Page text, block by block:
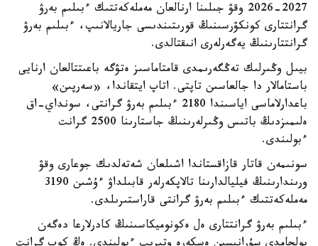
2026-2027 وقۋ جىلىنا ارنالعان مەملەكەتتىك ءبىلىم بەرۋ
گرانتتارى كونكۋرسىنىڭ قورىتىندىسى جاريالانىپ، ءبىلىم بەرۋ
گرانتتارىنىڭ يەگەرلەرى انىقتالدى.
بيىل وڭىرلىك تەڭگەرىمدى قامتاماسىز ەتۋگە باعىتتالعان ارنايى
باستامالار دا جالعاسىن تاپتى. اتاپ ايتقاندا، «سەرپىن»
باعدارلاماسى اياسىندا 2180 ءبىلىم بەرۋ گرانتى، سونداي-اق
ەلىمىزدىڭ باتىس وڭىرلەرىنىڭ جاستارىنا 2500 گرانت
ءبولىندى.
سونىمەن قاتار قازاقستاندا اشىلعان شەتەلدىك جوعارى وقۋ
ورىندارىنىڭ فيليالدارىنا تالاپكەرلەر قابىلداۋ ءۇشىن 3190
مەملەكەتتىك ءبىلىم بەرۋ گرانتى قاراستىرىلدى.
ءبىلىم بەرۋ گرانتتارى ەل ەكونوميكاسىنىڭ كادرلارعا دەگەن